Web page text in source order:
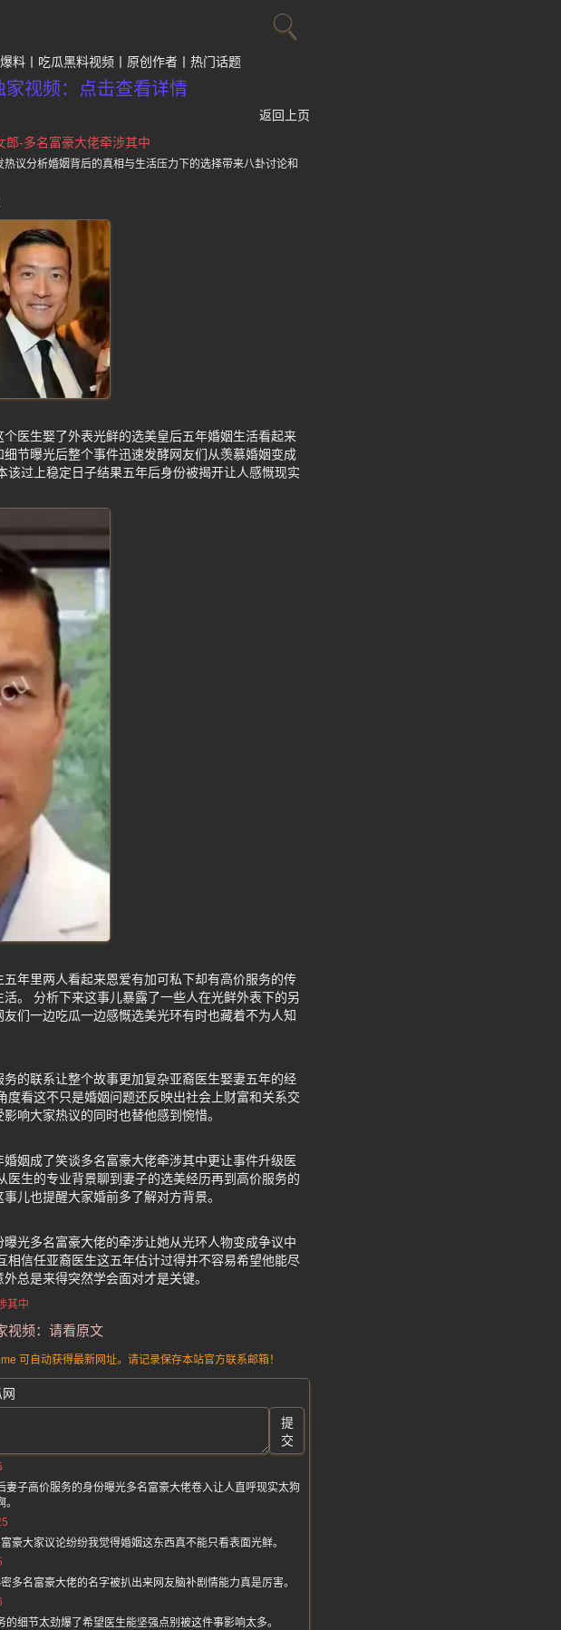
料 吃瓜黑料视频 原创作者 热门话题
视频：点击查看详情
返回上页
郎-多名富豪大佬牵涉其中
议分析婚姻背后的真相与生活压力下的选择带来八卦讨论和
医生娶了外表光鲜的选美皇后五年婚姻生活看起来
节曝光后整个事件迅速发酵网友们从羡慕婚姻变成
过上稳定日子结果五年后身份被揭开让人感慨现实
年里两人看起来恩爱有加可私下却有高价服务的传
。 分析下来这事儿暴露了一些人在光鲜外表下的另
们一边吃瓜一边感慨选美光环有时也藏着不为人知
的联系让整个故事更加复杂亚裔医生娶妻五年的经
看这不只是婚姻问题还反映出社会上财富和关系交
响大家热议的同时也替他感到惋惜。
姻成了笑谈多名富豪大佬牵涉其中更让事件升级医
生的专业背景聊到妻子的选美经历再到高价服务的
儿也提醒大家婚前多了解对方背景。
光多名富豪大佬的牵涉让她从光环人物变成争议中
信任亚裔医生这五年估计过得并不容易希望他能尽
总是来得突然学会面对才是关键。
其中
视频：请看原文
可自动获得最新网址。请记录保存本站官方联系邮箱！
提
交
子高价服务的身份曝光多名富豪大佬卷入让人直呼现实太狗
大家议论纷纷我觉得婚姻这东西真不能只看表面光鲜。
名富豪大佬的名字被扒出来网友脑补剧情能力真是厉害。
细节太劲爆了希望医生能坚强点别被这件事影响太多。